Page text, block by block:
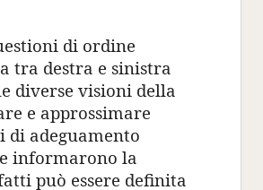
di ordine
tra destra e sinistra
diverse visioni della
e approssimare
adeguamento
informarono la
può essere definita